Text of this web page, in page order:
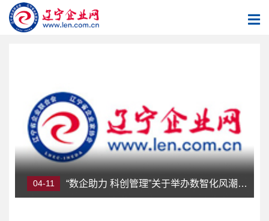
04-11 “数企助力 科创管理”关于举办数智化风潮下的企业管理讲座的通知